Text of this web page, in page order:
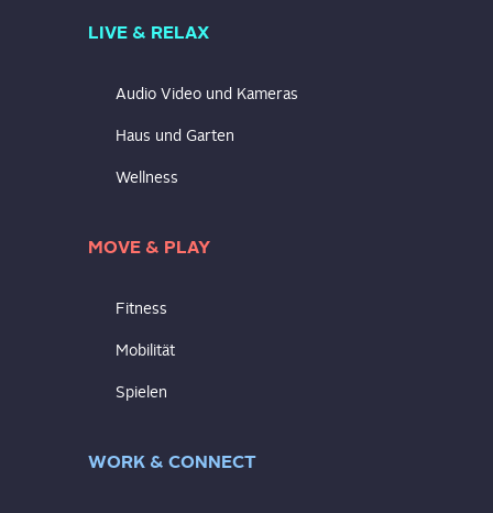
LIVE & RELAX
Audio Video und Kameras
Haus und Garten
Wellness
MOVE & PLAY
Fitness
Mobilität
Spielen
WORK & CONNECT